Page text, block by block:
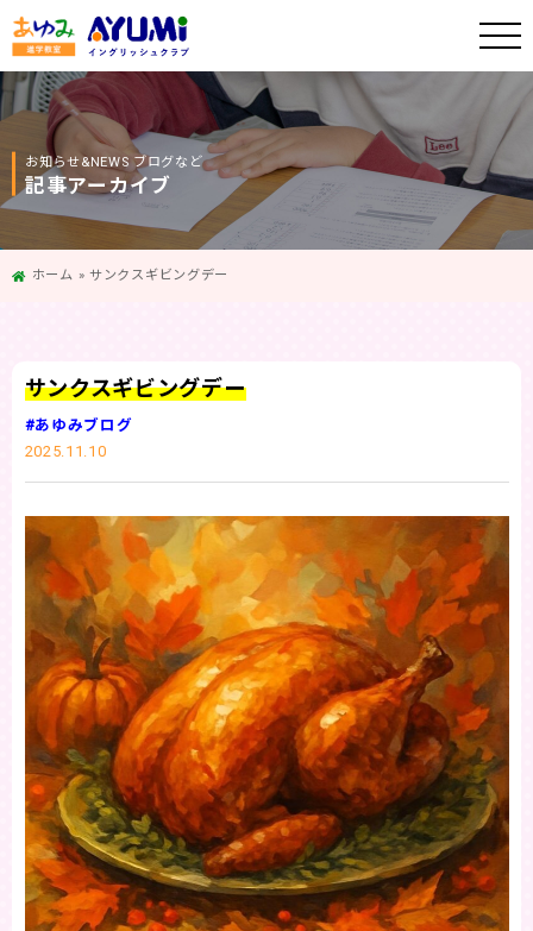
お知らせ&NEWS ブログなど
記事アーカイブ
ホーム »サンクスギビングデー
サンクスギビングデー
#あゆみブログ
2025.11.10